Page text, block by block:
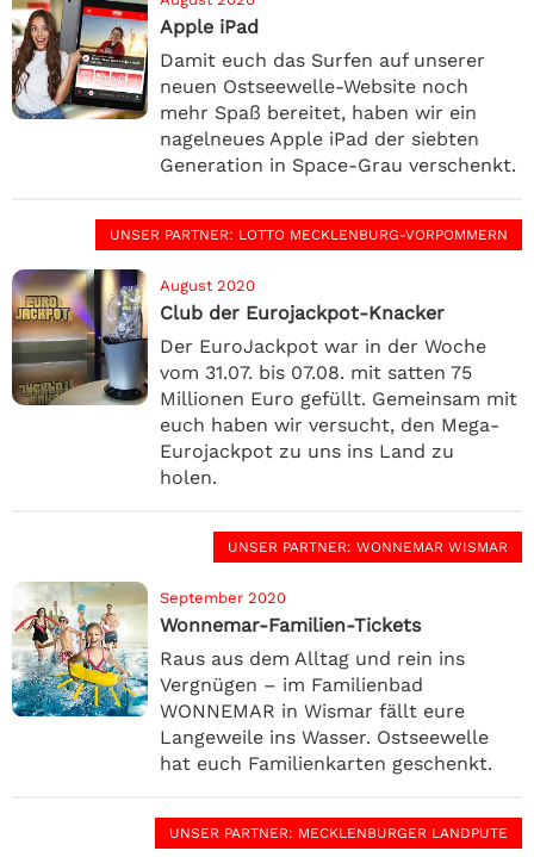
Apple iPad
Damit euch das Surfen auf unserer
neuen Ostseewelle-Website noch
mehr Spaß bereitet, haben wir ein
nagelneues Apple iPad der siebten
Generation in Space-Grau verschenkt.
UNSER PARTNER: LOTTO MECKLENBURG-VORPOMMERN
August 2020
Club der Eurojackpot-Knacker
Der EuroJackpot war in der Woche
vom 31.07. bis 07.08. mit satten 75
Millionen Euro gefüllt. Gemeinsam mit
euch haben wir versucht, den Mega-
Eurojackpot zu uns ins Land zu
holen.
UNSER PARTNER: WONNEMAR WISMAR
September 2020
Wonnemar-Familien-Tickets
Raus aus dem Alltag und rein ins
Vergnügen – im Familienbad
WONNEMAR in Wismar fällt eure
Langeweile ins Wasser. Ostseewelle
hat euch Familienkarten geschenkt.
UNSER PARTNER: MECKLENBURGER LANDPUTE